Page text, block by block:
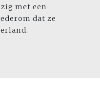
met een
dat ze